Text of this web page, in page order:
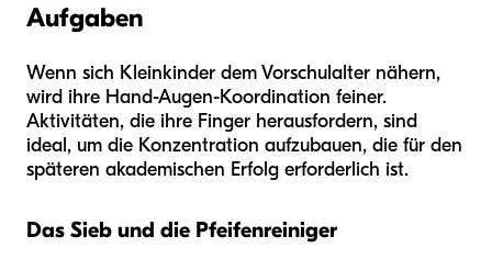
Aufgaben
Wenn sich Kleinkinder dem Vorschulalter nähern,
wird ihre Hand-Augen-Koordination feiner.
Aktivitäten, die ihre Finger herausfordern, sind
ideal, um die Konzentration aufzubauen, die für den
späteren akademischen Erfolg erforderlich ist.
Das Sieb und die Pfeifenreiniger